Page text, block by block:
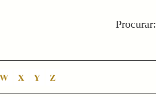
Procurar:
W X Y Z